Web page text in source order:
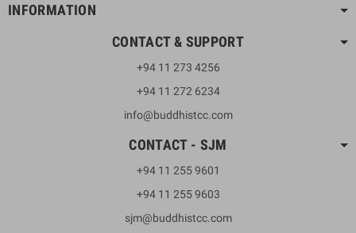
INFORMATION
CONTACT & SUPPORT
+94 11 273 4256
+94 11 272 6234
info@buddhistcc.com
CONTACT - SJM
+94 11 255 9601
+94 11 255 9603
sjm@buddhistcc.com